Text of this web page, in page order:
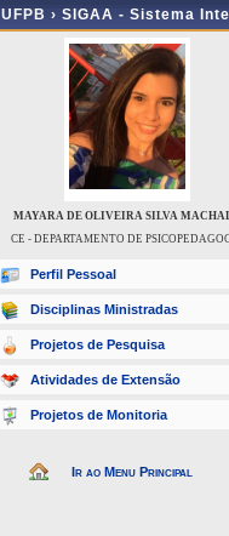
UFPB › SIGAA - Sistema
MAYARA DE OLIVEIRA SILVA
CE - DEPARTAMENTO DE
Perfil Pessoal
Disciplinas Ministradas
Projetos de Pesquisa
Atividades de Extensão
Projetos de Monitoria
Ir ao Menu Principal